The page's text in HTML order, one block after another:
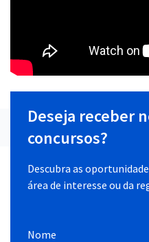
Deseja receber
concursos?
Descubra as
área de interesse ou da
Nome